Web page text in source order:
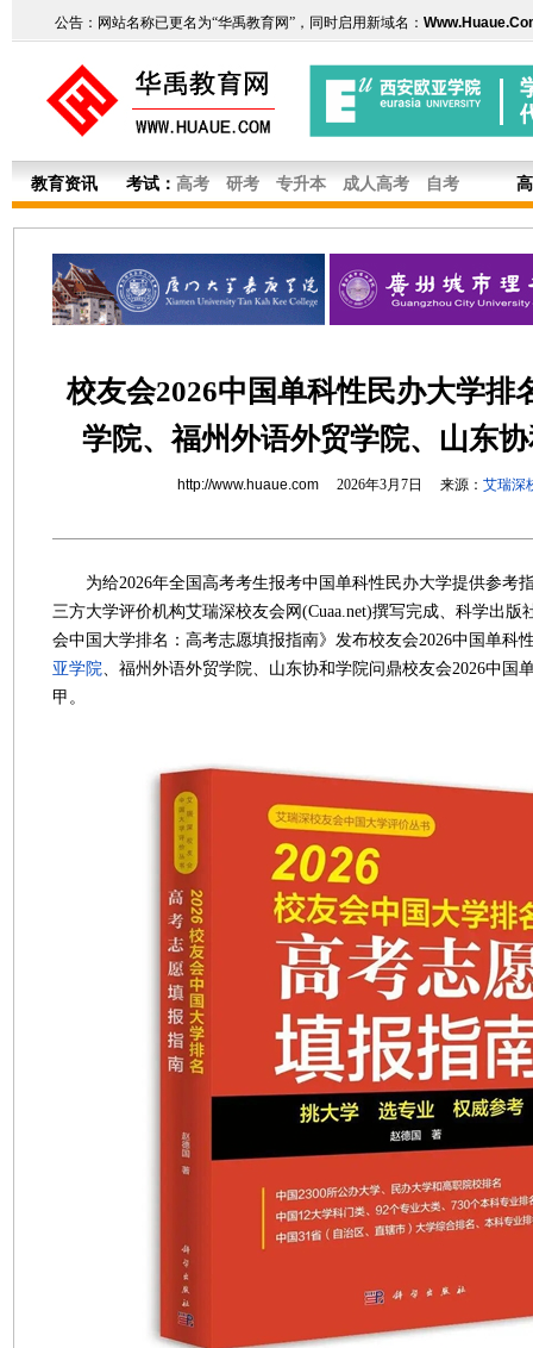
公告：网站名称已更名为“华禹教育网”，同时启用新域名：
教育资讯 考试： 高考 研考 专升本 成人高考 自考
校友会2026中国单科性民办大学排
学院、福州外语外贸学院、山东
http://www.huaue.com2026年3月7日 来源： 艾瑞深
为给2026年全国高考考生报考中国单科性民办大学提供参考
三方大学评价机构艾瑞深校友会网(Cuaa.net)撰写完成、科学出版
会中国大学排名：高考志愿填报指南》发布校友会2026中国单科
亚学院、福州外语外贸学院、山东协和学院问鼎校友会2026中国
甲。